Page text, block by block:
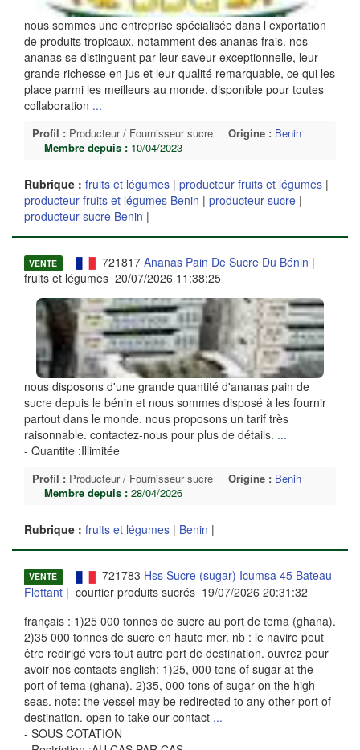
nous sommes une entreprise spécialisée dans l exportation
de produits tropicaux, notamment des ananas frais. nos
ananas se distinguent par leur saveur exceptionnelle, leur
grande richesse en jus et leur qualité remarquable, ce qui les
place parmi les meilleurs au monde. disponible pour toutes
collaboration ...
Profil : Producteur / Fournisseur sucre Origine : Benin
Membre depuis : 10/04/2023
Rubrique : fruits et légumes | producteur fruits et légumes |
producteur fruits et légumes Benin | producteur sucre |
producteur sucre Benin |
VENTE 721817 Ananas Pain De Sucre Du Bénin |
fruits et légumes 20/07/2026 11:38:25
nous disposons d'une grande quantité d'ananas pain de
sucre depuis le bénin et nous sommes disposé à les fournir
partout dans le monde. nous proposons un tarif très
raisonnable. contactez-nous pour plus de détails. ...
- Quantite :Illimitée
Profil : Producteur / Fournisseur sucre Origine : Benin
Membre depuis : 28/04/2026
Rubrique : fruits et légumes | Benin |
VENTE 721783 Hss Sucre (sugar) Icumsa 45 Bateau
Flottant | courtier produits sucrés 19/07/2026 20:31:32
français : 1)25 000 tonnes de sucre au port de tema (ghana).
2)35 000 tonnes de sucre en haute mer. nb : le navire peut
être redirigé vers tout autre port de destination. ouvrez pour
avoir nos contacts english: 1)25, 000 tons of sugar at the
port of tema (ghana). 2)35, 000 tons of sugar on the high
seas. note: the vessel may be redirected to any other port of
destination. open to take our contact ...
- SOUS COTATION